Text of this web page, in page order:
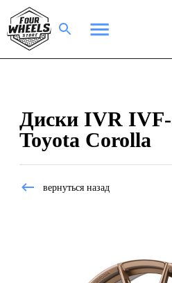
Диски IVR IVF-
Toyota Corolla
вернуться назад